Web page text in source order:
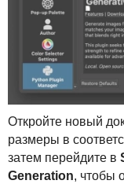
Откройте новый
размеры в
затем перейдите в
Generation, чтобы